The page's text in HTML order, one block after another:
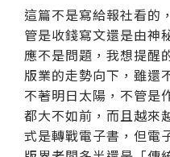
這篇不是寫給報社看的
管是收錢寫文還是由神
應不是問題，我想提醒
版業的走勢向下，雖還
不著明日太陽，不管是
都大不如前，而且越來
式是轉戰電子書，但電